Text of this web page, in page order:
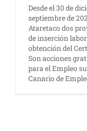
Desde el 30 de
septiembre de
Ataretaco dos
de inserción
obtención del
Son acciones
para el Empleo
Canario de